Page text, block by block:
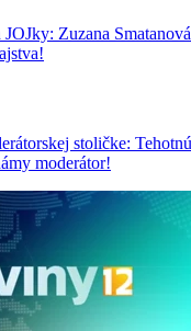
Zuzana
stoličke:
moderátor!